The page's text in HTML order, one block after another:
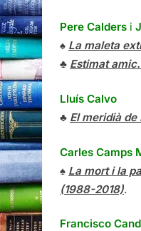
Pere Calders i
♠ La maleta
♣ Estimat
Lluís Calvo
♣ El meridià de
Carles Camps
♠ La mort i la
(1988-2018).
Francisco